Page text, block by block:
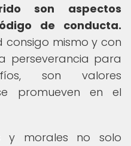
son aspectos
de conducta.
consigo mismo y con
perseverancia para
son valores
promueven en el
y morales no solo